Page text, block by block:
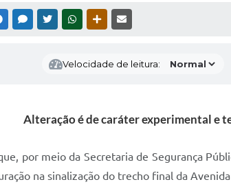
FACEBOOKMESSENGER
TWITTERWHATSAPPOUTRAS MÍDIAS
Velocidade de leitura:
Alteração é de caráter experimental e
por meio da Secretaria de Segurança
na sinalização do trecho final da